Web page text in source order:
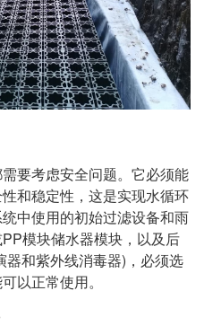
要考虑安全问题。它必须能
和稳定性，这是实现水循环
中使用的初始过滤设备和雨
模块储水器模块，以及后
和紫外线消毒器)，必须选
以正常使用。